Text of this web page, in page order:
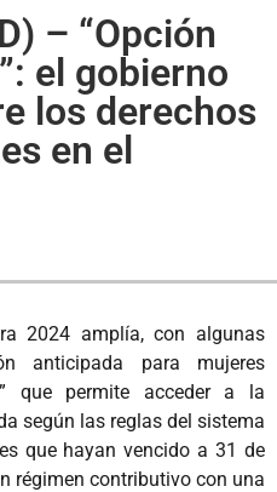
– “Opción
el gobierno
los derechos
en el
2024 amplía, con algunas
anticipada para mujeres
que permite acceder a la
según las reglas del sistema
que hayan vencido a 31 de
régimen contributivo con una